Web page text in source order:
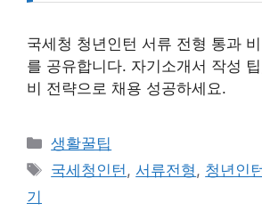
국세청 청년인턴 서류 전형 통과
를 공유합니다. 자기소개서 작성
비 전략으로 채용 성공하세요.
카
테
생활꿀팁
태
국세청인턴, 서류전형, 청년인
기